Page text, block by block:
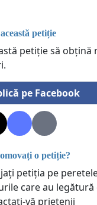
petiție
petiție să obțină
pe Facebook
o petiție?
petiția pe
care au
vă prietenii